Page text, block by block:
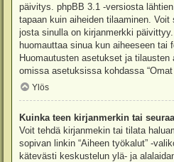
päivitys. phpBB 3.1 -versiosta
tapaan kuin aiheiden tilaaminen.
josta sinulla on kirjanmerkki
huomauttaa sinua kun aiheeseen tai
Huomautusten asetukset ja
omissa asetuksissa kohdassa “Omat
Ylös
Kuinka teen kirjanmerkin tai
Voit tehdä kirjanmekin tai tilata
sopivan linkin “Aiheen työkalut” -
kätevästi keskustelun ylä- ja